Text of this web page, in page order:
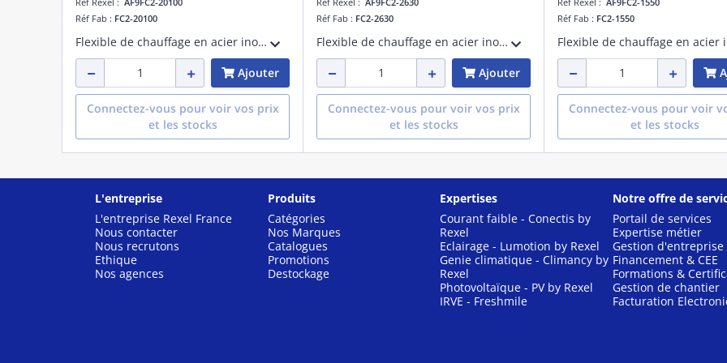
Réf Fab : FC2-20100
Flexible de chauffage en acier inoxydable - PN 10 - fourni avec une patte d'accroche - mâle x femelle 3/4' - longueur de 100 cm
Ajouter
Connectez-vous pour voir vos prix
et les stocks
Réf Fab : FC2-2630
Flexible de chauffage en acier inoxydable - PN 10 - fourni avec une patte d'accroche - mâle x femelle 1' - longueur de 30 cm
Ajouter
Connectez-vous pour voir vos prix
et les stocks
Réf Fab : FC2-1550
Connectez-vous pour voir
et les stocks
L'entreprise
L'entreprise Rexel France
Nous contacter
Nous recrutons
Ethique
Nos agences
Produits
Catégories
Nos Marques
Catalogues
Promotions
Destockage
Expertises
Courant faible - Conectis by
Rexel
Eclairage - Lumotion by Rexel
Genie climatique - Climancy by
Rexel
Photovoltaïque - PV by Rexel
IRVE - Freshmile
Notre offre de
Portail de services
Expertise métier
Gestion d'entreprise
Financement & CEE
Formations &
Gestion de chantier
Facturation